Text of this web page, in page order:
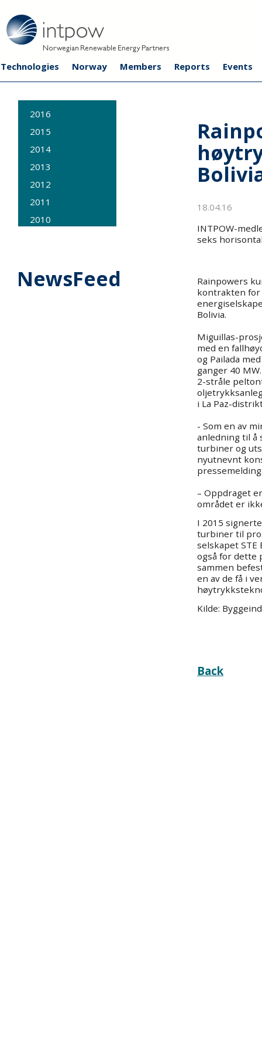
Technologies Norway Members Reports Events
2016
2015
2014
2013
2012
2011
2010
NewsFeed
18.04.16
INTPOW-
seks
Rainpowers
kontrakten for
Bolivia.
Miguillas-
med en
og Pailada
ganger 40
2-stråle
i La Paz-
- Som en av
anledning til å
turbiner og
nyutnevnt
– Oppdraget
området er
I 2015
turbiner til
selskapet
også for dette
sammen
en av de få i
Kilde:
Back